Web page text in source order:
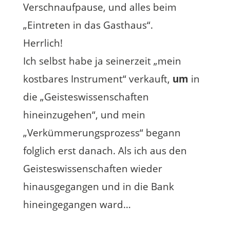
Verschnaufpause, und alles beim
„Eintreten in das Gasthaus“.
Herrlich!
Ich selbst habe ja seinerzeit „mein
kostbares Instrument“ verkauft, um in
die „Geisteswissenschaften
hineinzugehen“, und mein
„Verkümmerungsprozess“ begann
folglich erst danach. Als ich aus den
Geisteswissenschaften wieder
hinausgegangen und in die Bank
hineingegangen ward…